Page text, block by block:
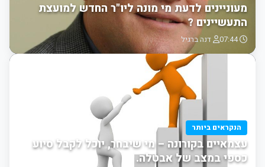
מעוניינים לדעת מי מונה ליו"ר החדש למועצת
התעשיינים ?
07:44 דנה ברגיל
הנקראים ביותר
עצמאיים בקורונה – מי שיבחר, יוכל לקבל סיוע
כספי במצב של אבטלה.